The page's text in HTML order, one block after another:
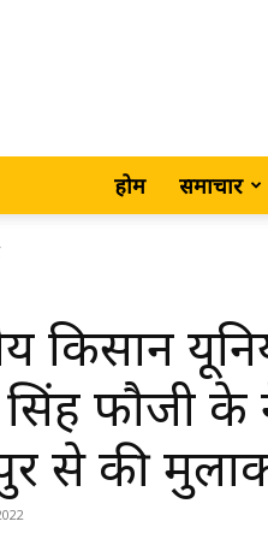
होम समाचार
किसान
फौजी के
से की